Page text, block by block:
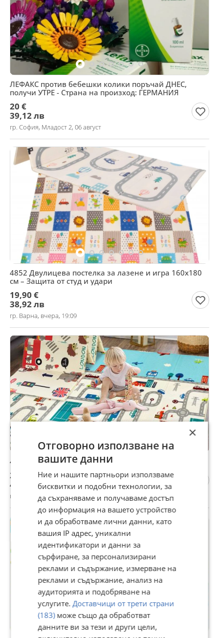
ЛЕФАКС против бебешки колики поръчай ДНЕС,
получи УТРЕ - Страна на произход: ГЕРМАНИЯ
20 €
39,12 лв
гр. София, Младост 2, 06 август
4852 Двулицева постелка за лазене и игра 160х180
см – Защита от студ и удари
19,90 €
38,92 лв
гр. Варна, вчера, 19:09
4132 Сгъваемо детско килимче
23,47 €
45,90 лв
гр. Варна, вчера, 19:08
×
Отговорно използване на
вашите данни
Ние и нашите партньори използваме
бисквитки и подобни технологии, за
да съхраняваме и получаваме достъп
до информация на вашето устройство
и да обработваме лични данни, като
вашия IP адрес, уникални
идентификатори и данни за
сърфиране, за персонализирани
реклами и съдържание, измерване на
реклами и съдържание, анализ на
аудиторията и подобряване на
услугите.Доставчици от трети страни
(183)може също да обработват
данните ви за тези и други цели,